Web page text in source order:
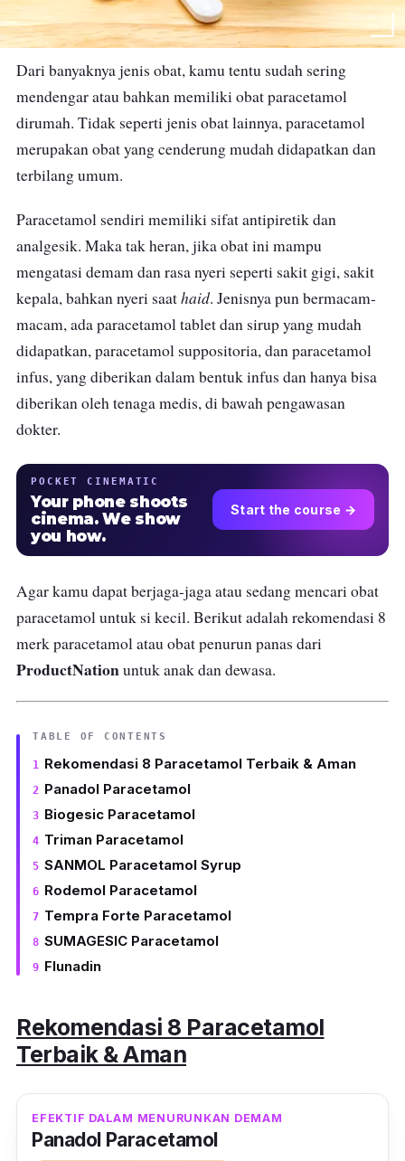
Dari banyaknya jenis obat, kamu tentu sudah sering
mendengar atau bahkan memiliki obat paracetamol
dirumah. Tidak seperti jenis obat lainnya, paracetamol
merupakan obat yang cenderung mudah didapatkan dan
terbilang umum.
Paracetamol sendiri memiliki sifat antipiretik dan
analgesik. Maka tak heran, jika obat ini mampu
mengatasi demam dan rasa nyeri seperti sakit gigi, sakit
kepala, bahkan nyeri saathaid. Jenisnya pun bermacam-
macam, ada paracetamol tablet dan sirup yang mudah
didapatkan, paracetamol suppositoria, dan paracetamol
infus, yang diberikan dalam bentuk infus dan hanya bisa
diberikan oleh tenaga medis, di bawah pengawasan
dokter.
POCKET CINEMATIC
Your phone shoots
cinema. We show
you how.
Start the course →
Agar kamu dapat berjaga-jaga atau sedang mencari obat
paracetamol untuk si kecil. Berikut adalah rekomendasi 8
merk paracetamol atau obat penurun panas dari
ProductNationuntuk anak dan dewasa.
TABLE OF CONTENTS
Rekomendasi 8 Paracetamol Terbaik & Aman
Panadol Paracetamol
Biogesic Paracetamol
Triman Paracetamol
SANMOL Paracetamol Syrup
Rodemol Paracetamol
Tempra Forte Paracetamol
SUMAGESIC Paracetamol
Flunadin
Rekomendasi 8 Paracetamol
Terbaik & Aman
EFEKTIF DALAM MENURUNKAN DEMAM
Panadol Paracetamol